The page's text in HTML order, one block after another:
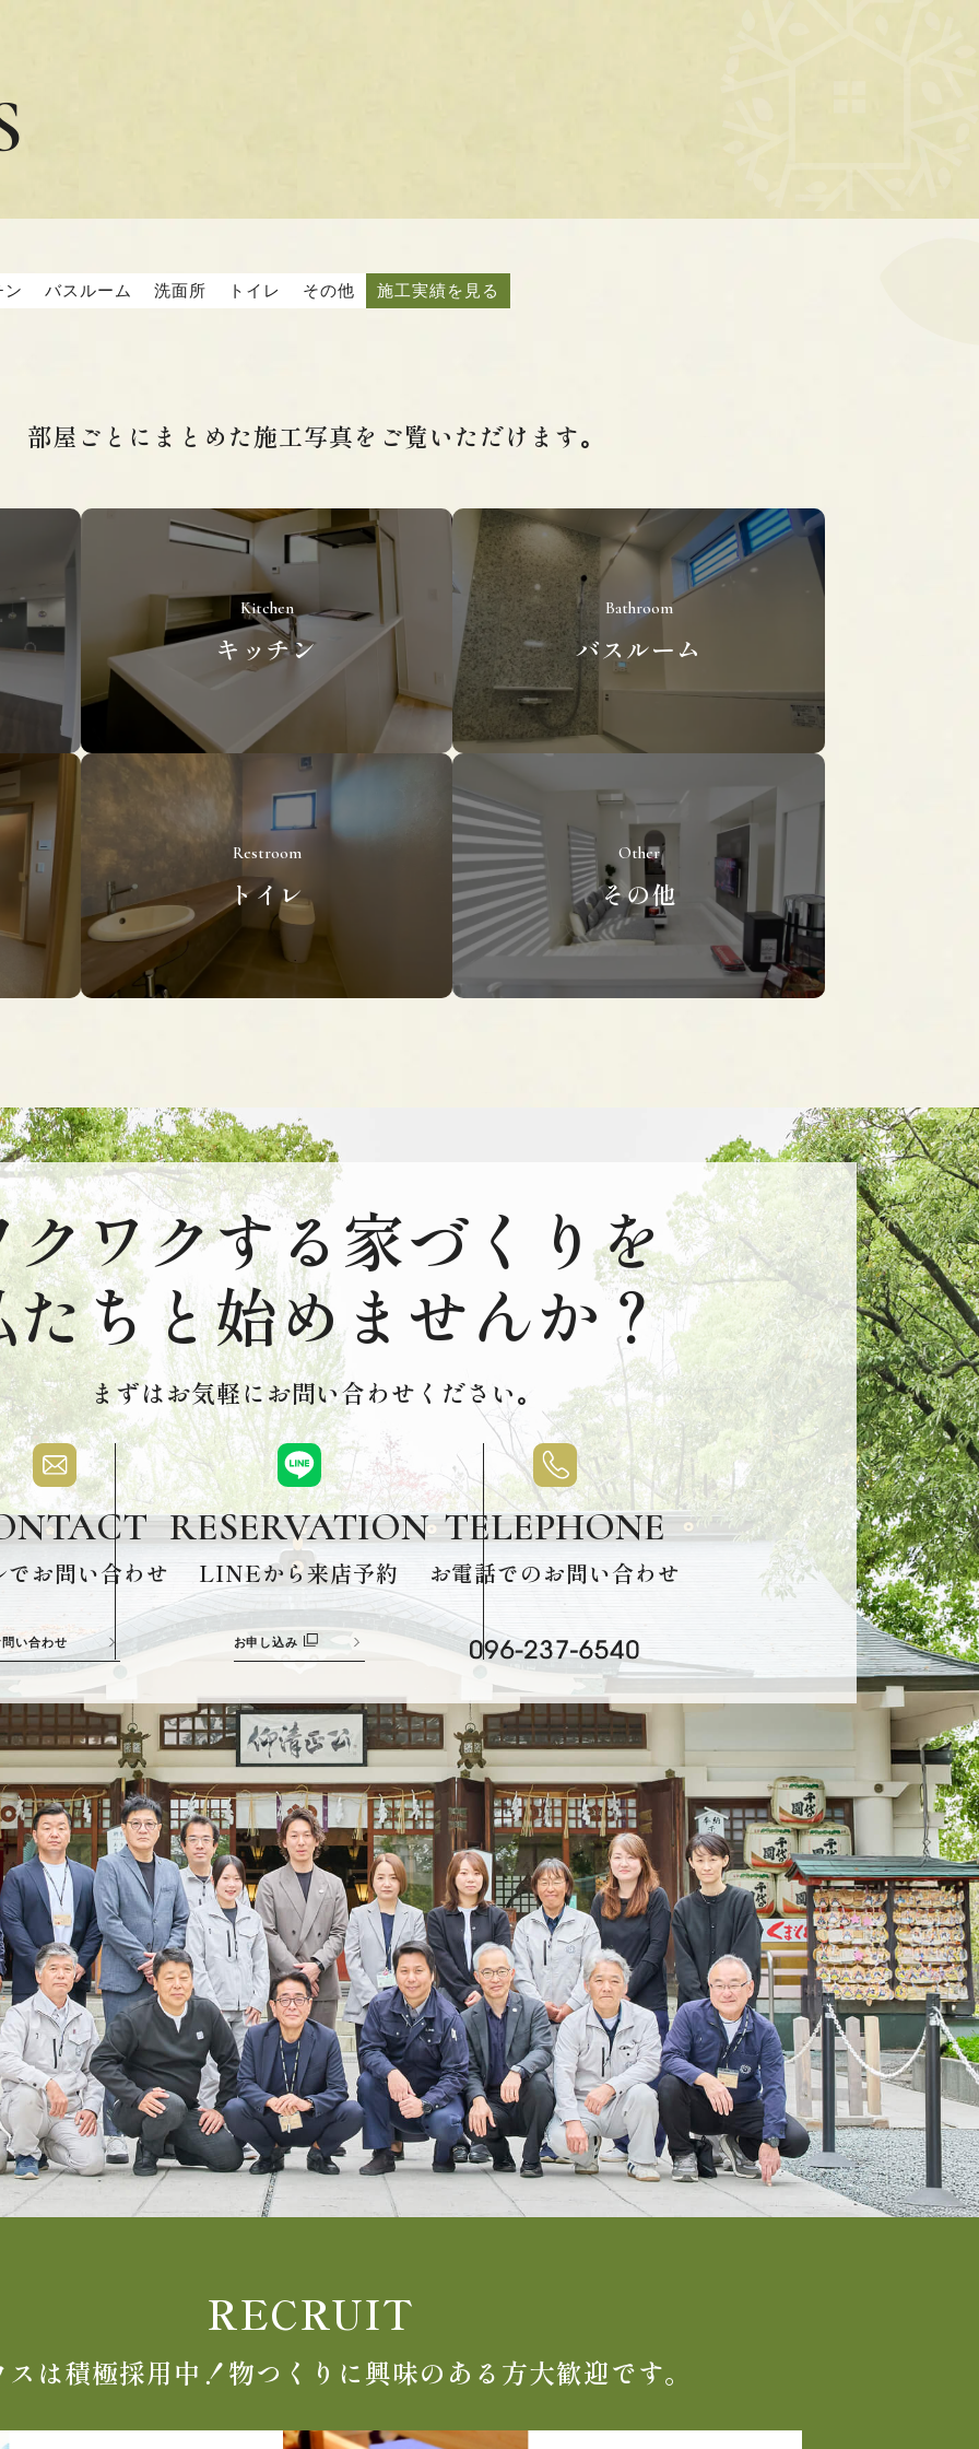
ン バスルーム 洗面所 トイレ その他 施工実績を見る
部屋ごとにまとめた施工写真を ご覧いただけます｡
Kitchen
キッチン
Bathroom
バスルーム
Restroom
トイレ
Other
その他
クワクする家づくりを
たちと始めませんか？
まずはお気軽にお問い合わせください｡
でお問い合わせ
い合わせ
RESERVATION
LINEから来店予約
お申し込み
TELEPHONE
お電話でのお問い合わせ
RECRUIT
スは積極採用中！物つくりに興味のある方大歓迎です。